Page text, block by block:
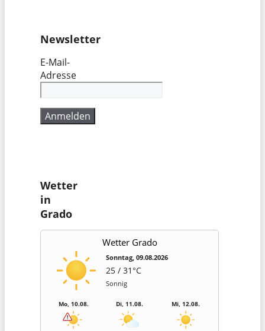
Newsletter
E-Mail-
Adresse
Wetter
in
Grado
Wetter Grado
Sonntag, 09.08.2026
25 / 31°C
Sonnig
Mo, 10.08. Di, 11.08. Mi, 12.08.